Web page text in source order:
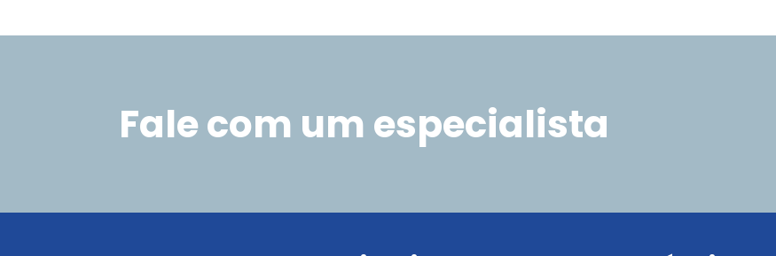
Fale com um especialista